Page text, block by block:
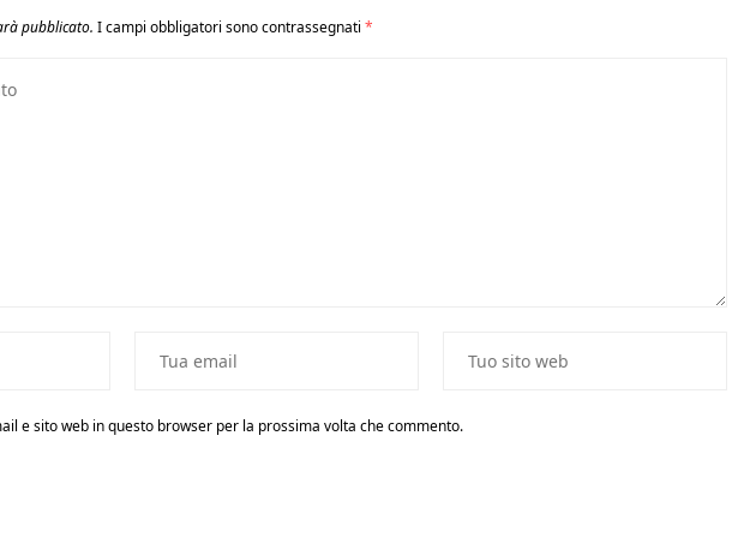
pubblicato. I campi obbligatori sono contrassegnati *
e sito web in questo browser per la prossima volta che commento.